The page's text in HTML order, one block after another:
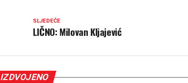
SLJEDEĆE
LIČNO: Milovan Kljajević
IZDVOJENO